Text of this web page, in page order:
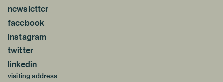
newsletter
facebook
instagram
twitter
linkedin
visiting address